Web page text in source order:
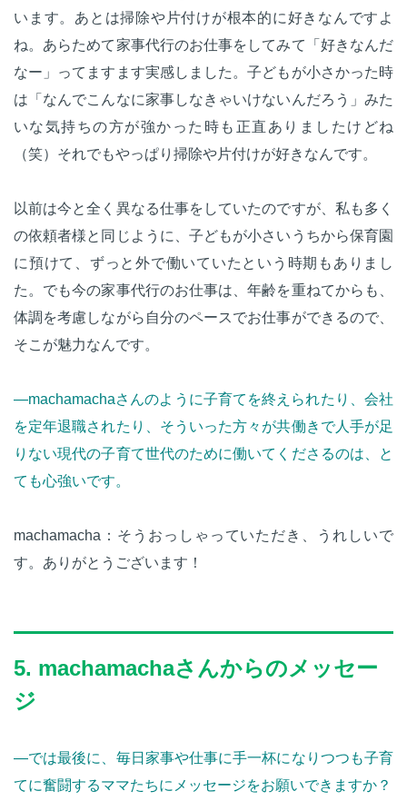
います。あとは掃除や片付けが根本的に好きなんですよ
ね。あらためて家事代行のお仕事をしてみて「好きなんだ
なー」ってますます実感しました。子どもが小さかった時
は「なんでこんなに家事しなきゃいけないんだろう」みた
いな気持ちの方が強かった時も正直ありましたけどね
（笑）それでもやっぱり掃除や片付けが好きなんです。
以前は今と全く異なる仕事をしていたのですが、私も多く
の依頼者様と同じように、子どもが小さいうちから保育園
に預けて、ずっと外で働いていたという時期もありまし
た。でも今の家事代行のお仕事は、年齢を重ねてからも、
体調を考慮しながら自分のペースでお仕事ができるので、
そこが魅力なんです。
—machamachaさんのように子育てを終えられたり、会社
を定年退職されたり、そういった方々が共働きで人手が足
りない現代の子育て世代のために働いてくださるのは、と
ても心強いです。
machamacha：そうおっしゃっていただき、うれしいで
す。ありがとうございます！
5. machamachaさんからのメッセー
ジ
—では最後に、毎日家事や仕事に手一杯になりつつも子育
てに奮闘するママたちにメッセージをお願いできますか？